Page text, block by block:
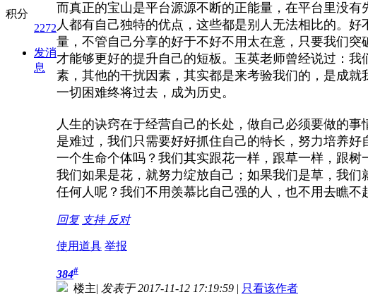
积分
2272
发消
息
而真正的宝山是平台源源不断的正能量，在平台里没
人都有自己独特的优点，这些都是别人无法相比的。
量，不管自己分享的好于不好不用太在意，只要我们
才能够更好的提升自己的短板。玉英老师曾经说过：
素，其他的干扰因素，其实都是来考验我们的，是成
一切困难终将过去，成为历史。
人生的诀窍在于经营自己的长处，做自己必须要做的
是难过，我们只需要好好抓住自己的特长，努力培养
一个生命个体吗？我们其实跟花一样，跟草一样，跟
我们如果是花，就努力绽放自己；如果我们是草，我
任何人呢？我们不用羡慕比自己强的人，也不用去瞧
回复 支持 反对
使用道具 举报
384#
楼主| 发表于 2017-11-12 17:19:59 | 只看该作者